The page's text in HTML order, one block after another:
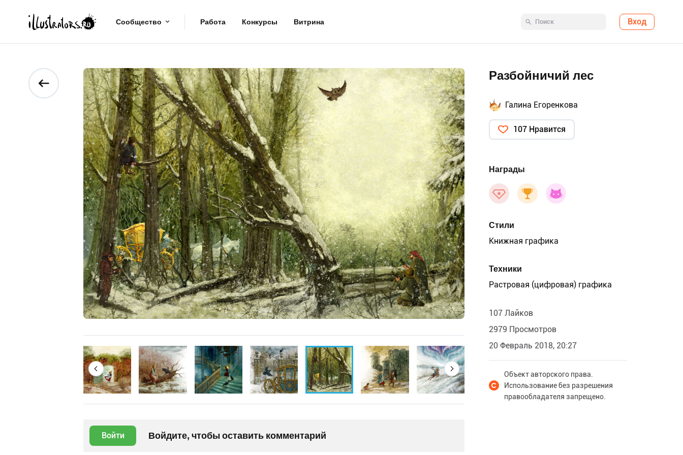
Сообщество Работа Конкурсы Витрина Вход
Войти Войдите, чтобы оставить комментарий
Разбойничий лес
Галина Егоренкова
107 Нравится
Награды
Стили
Книжная графика
Техники
Растровая (цифровая) графика
107 Лайков
2979 Просмотров
20 Февраль 2018, 20:27
Объект авторского права.
Использование без разрешения
правообладателя запрещено.